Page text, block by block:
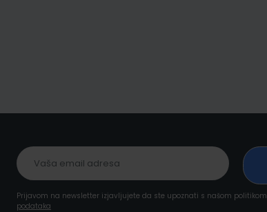
Prijavom na newsletter izjavljujete da ste upoznati s našom politikom
podataka